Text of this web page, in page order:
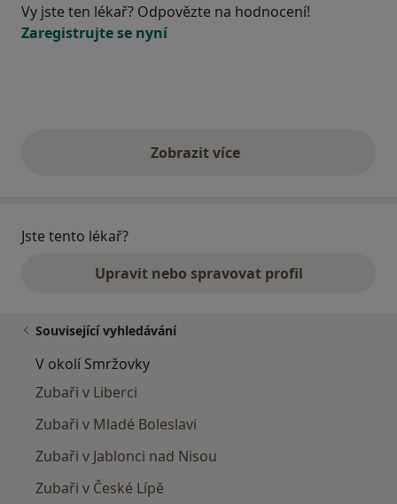
Vy jste ten lékař? Odpovězte na hodnocení!
Zaregistrujte se nyní
Zobrazit vícevýše uvedené názory
Jste tento lékař?
Upravit nebo spravovat profil
Související vyhledávání
V okolí Smržovky
Zubaři v Liberci
Zubaři v Mladé Boleslavi
Zubaři v Jablonci nad Nisou
Zubaři v České Lípě